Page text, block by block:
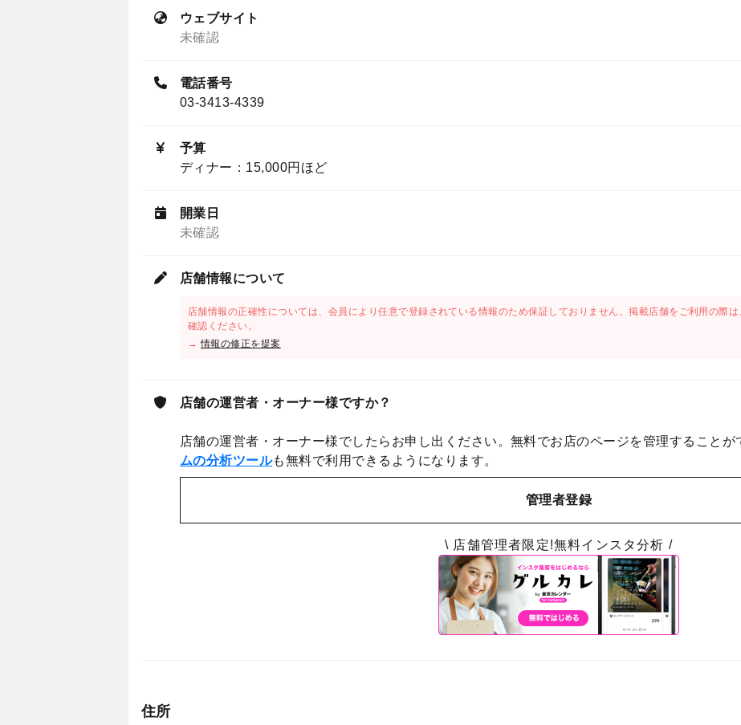
ウェブサイト
未確認
電話番号
03-3413-4339
予算
ディナー：15,000円ほど
開業日
未確認
店舗情報について
店舗情報の正確性については、会員により任意で登録されている情報のため保証しておりません。掲載店舗をご利用の際
確認ください。
→情報の修正を提案
店舗の運営者・オーナー様ですか？
店舗の運営者・オーナー様でしたらお申し出ください。無料でお店のページを管理することが
ムの分析ツールも無料で利用できるようになります。
管理者登録
\ 店舗管理者限定!無料インスタ分析 /
住所